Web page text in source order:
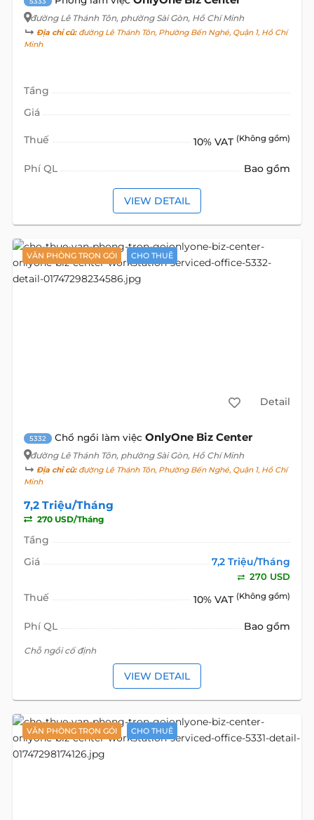
đường Lê Thánh Tôn, phường Sài Gòn, Hồ Chí Minh
Địa chỉ cũ:đường Lê Thánh Tôn, Phường Bến Nghé, Quận 1, Hồ Chí
Minh
Tầng
Giá
Thuế 10% VAT (Không gồm)
Phí QL Bao gồm
VIEW DETAIL
VĂN PHÒNG TRỌN GÓI CHO THUÊ
Detail
5332 Chổ ngồi làm việc OnlyOne Biz Center
đường Lê Thánh Tôn, phường Sài Gòn, Hồ Chí Minh
Địa chỉ cũ:đường Lê Thánh Tôn, Phường Bến Nghé, Quận 1, Hồ Chí
Minh
7,2 Triệu/Tháng
270 USD/Tháng
Tầng
Giá
7,2 Triệu/Tháng
270 USD
Thuế 10% VAT (Không gồm)
Phí QL Bao gồm
Chỗ ngồi cố định
VIEW DETAIL
VĂN PHÒNG TRỌN GÓI CHO THUÊ